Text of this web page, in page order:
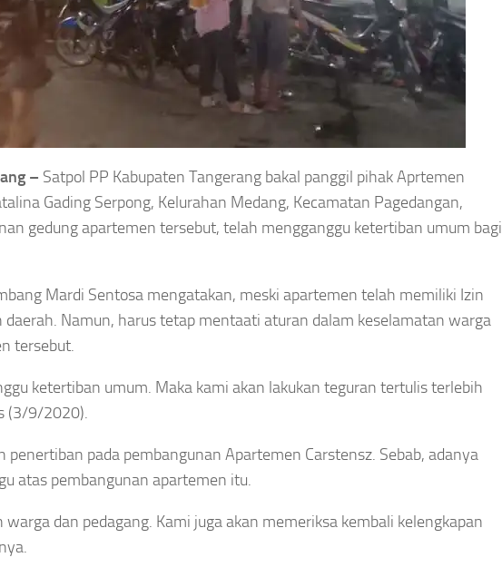
– Satpol PP Kabupaten Tangerang bakal panggil pihak Aprtemen
Gading Serpong, Kelurahan Medang, Kecamatan Pagedangan,
gedung apartemen tersebut, telah mengganggu ketertiban umum bagi
Mardi Sentosa mengatakan, meski apartemen telah memiliki Izin
Namun, harus tetap mentaati aturan dalam keselamatan warga
tersebut.
ketertiban umum. Maka kami akan lakukan teguran tertulis terlebih
(3/9/2020).
pada pembangunan Apartemen Carstensz. Sebab, adanya
atas pembangunan apartemen itu.
dan pedagang. Kami juga akan memeriksa kembali kelengkapan